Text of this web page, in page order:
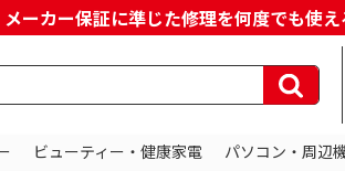
ーカー保証に準じた修理を何度でも使え
ビューティー・健康家電 パソコン・周辺